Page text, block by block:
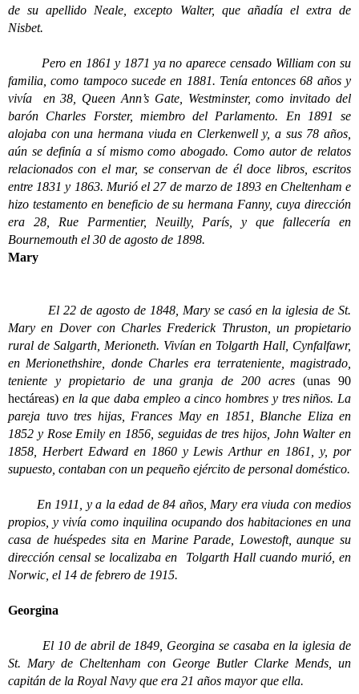
de su apellido Neale, excepto Walter, que añadía el extra de
Nisbet.
Pero en 1861 y 1871 ya no aparece censado William con su
familia, como tampoco sucede en 1881. Tenía entonces 68 años y
vivía en 38, Queen Ann’s Gate, Westminster, como invitado del
barón Charles Forster, miembro del Parlamento. En 1891 se
alojaba con una hermana viuda en Clerkenwell y, a sus 78 años,
aún se definía a sí mismo como abogado. Como autor de relatos
relacionados con el mar, se conservan de él doce libros, escritos
entre 1831 y 1863. Murió el 27 de marzo de 1893 en Cheltenham e
hizo testamento en beneficio de su hermana Fanny, cuya dirección
era 28, Rue Parmentier, Neuilly, París, y que fallecería en
Bournemouth el 30 de agosto de 1898.
Mary
El 22 de agosto de 1848, Mary se casó en la iglesia de St.
Mary en Dover con Charles Frederick Thruston, un propietario
rural de Salgarth, Merioneth. Vivían en Tolgarth Hall, Cynfalfawr,
en Merionethshire, donde Charles era terrateniente, magistrado,
teniente y propietario de una granja de 200 acres(unas 90
hectáreas) en la que daba empleo a cinco hombres y tres niños. La
pareja tuvo tres hijas, Frances May en 1851, Blanche Eliza en
1852 y Rose Emily en 1856, seguidas de tres hijos, John Walter en
1858, Herbert Edward en 1860 y Lewis Arthur en 1861, y, por
supuesto, contaban con un pequeño ejército de personal doméstico.
En 1911, y a la edad de 84 años, Mary era viuda con medios
propios, y vivía como inquilina ocupando dos habitaciones en una
casa de huéspedes sita en Marine Parade, Lowestoft, aunque su
dirección censal se localizaba en Tolgarth Hall cuando murió, en
Norwic, el 14 de febrero de 1915.
Georgina
El 10 de abril de 1849, Georgina se casaba en la iglesia de
St. Mary de Cheltenham con George Butler Clarke Mends, un
capitán de la Royal Navy que era 21 años mayor que ella.